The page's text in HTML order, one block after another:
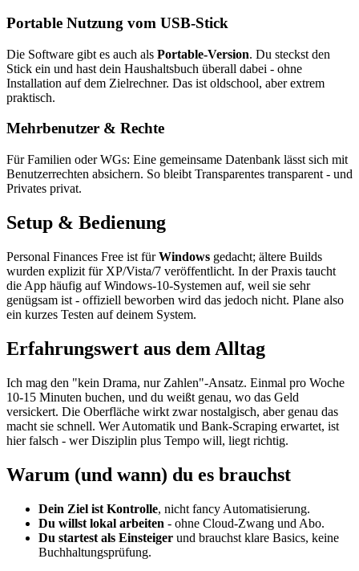
Portable Nutzung vom USB-Stick
Die Software gibt es auch als Portable-Version. Du steckst den
Stick ein und hast dein Haushaltsbuch überall dabei - ohne
Installation auf dem Zielrechner. Das ist oldschool, aber extrem
praktisch.
Mehrbenutzer & Rechte
Für Familien oder WGs: Eine gemeinsame Datenbank lässt sich mit
Benutzerrechten absichern. So bleibt Transparentes transparent - und
Privates privat.
Setup & Bedienung
Personal Finances Free ist fürWindows gedacht; ältere Builds
wurden explizit für XP/Vista/7 veröffentlicht. In der Praxis taucht
die App häufig auf Windows-10-Systemen auf, weil sie sehr
genügsam ist - offiziell beworben wird das jedoch nicht. Plane also
ein kurzes Testen auf deinem System.
Erfahrungswert aus dem Alltag
Ich mag den "kein Drama, nur Zahlen"-Ansatz. Einmal pro Woche
10-15 Minuten buchen, und du weißt genau, wo das Geld
versickert. Die Oberfläche wirkt zwar nostalgisch, aber genau das
macht sie schnell. Wer Automatik und Bank-Scraping erwartet, ist
hier falsch - wer Disziplin plus Tempo will, liegt richtig.
Warum (und wann) du es brauchst
Dein Ziel ist Kontrolle, nicht fancy Automatisierung.
Du willst lokal arbeiten - ohne Cloud-Zwang und Abo.
Du startest als Einsteiger und brauchst klare Basics, keine
Buchhaltungsprüfung.